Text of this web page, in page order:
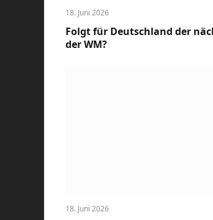
18. Juni 2026
Folgt für Deutschland der
der WM?
18. Juni 2026